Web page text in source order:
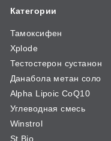
Категории
Тамоксифен
Xplode
Тестостерон сустанон
Данабола метан соло
Alpha Lipoic CoQ10
Углеводная смесь
Winstrol
St Bio